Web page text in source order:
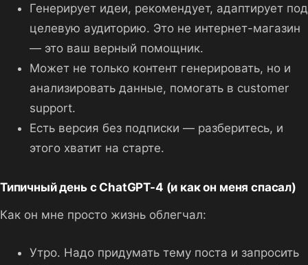
Генерирует идеи, рекомендует, адаптирует под
целевую аудиторию. Это не интернет-магазин
— это ваш верный помощник.
Может не только контент генерировать, но и
анализировать данные, помогать в customer
support.
Есть версия без подписки — разберитесь, и
этого хватит на старте.
Типичный день с ChatGPT-4 (и как он меня спасал)
Как он мне просто жизнь облегчал:
Утро. Надо придумать тему поста и запросить